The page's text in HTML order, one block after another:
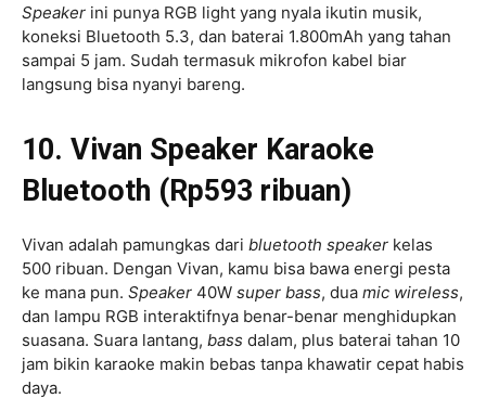
Speaker ini punya RGB light yang nyala ikutin musik,
koneksi Bluetooth 5.3, dan baterai 1.800mAh yang tahan
sampai 5 jam. Sudah termasuk mikrofon kabel biar
langsung bisa nyanyi bareng.
10. Vivan Speaker Karaoke
Bluetooth (Rp593 ribuan)
Vivan adalah pamungkas dari bluetooth speaker kelas
500 ribuan. Dengan Vivan, kamu bisa bawa energi pesta
ke mana pun. Speaker 40W super bass, dua mic wireless,
dan lampu RGB interaktifnya benar-benar menghidupkan
suasana. Suara lantang, bass dalam, plus baterai tahan 10
jam bikin karaoke makin bebas tanpa khawatir cepat habis
daya.